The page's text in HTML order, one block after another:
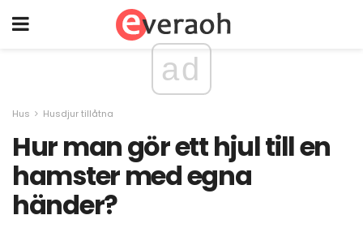
ad
Hus Husdjur tillåtna
Hur man gör ett hjul till en
hamster med egna
händer?